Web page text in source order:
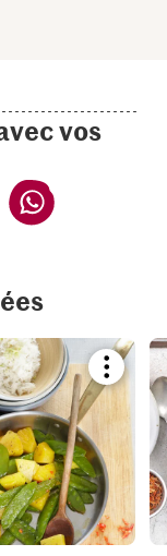
vos
recipe
or
add
to
your